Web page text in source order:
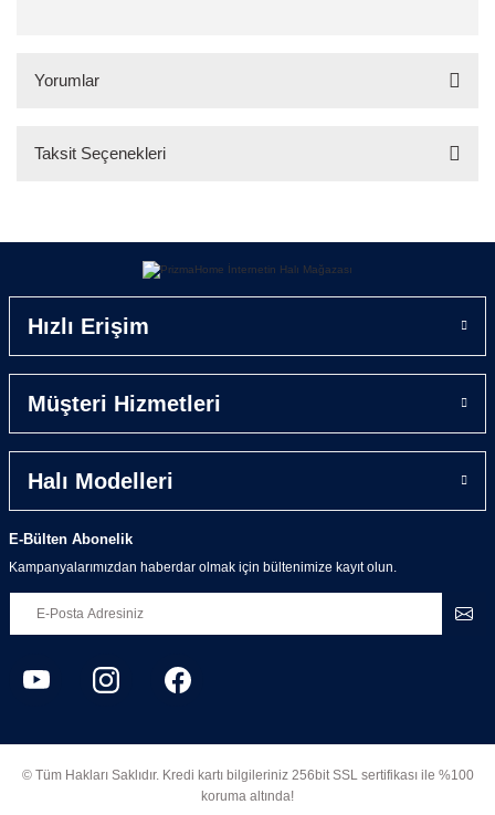
Yorumlar
Yorum Yaz
Taksit Seçenekleri
Hızlı Erişim
Müşteri Hizmetleri
Halı Modelleri
E-Bülten Abonelik
Kampanyalarımızdan haberdar olmak için bültenimize kayıt olun.
© Tüm Hakları Saklıdır. Kredi kartı bilgileriniz 256bit SSL sertifikası ile %100
koruma altında!